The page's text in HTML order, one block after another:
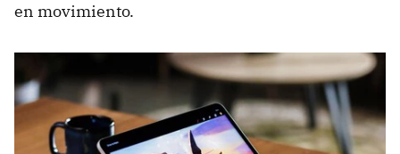
en movimiento.